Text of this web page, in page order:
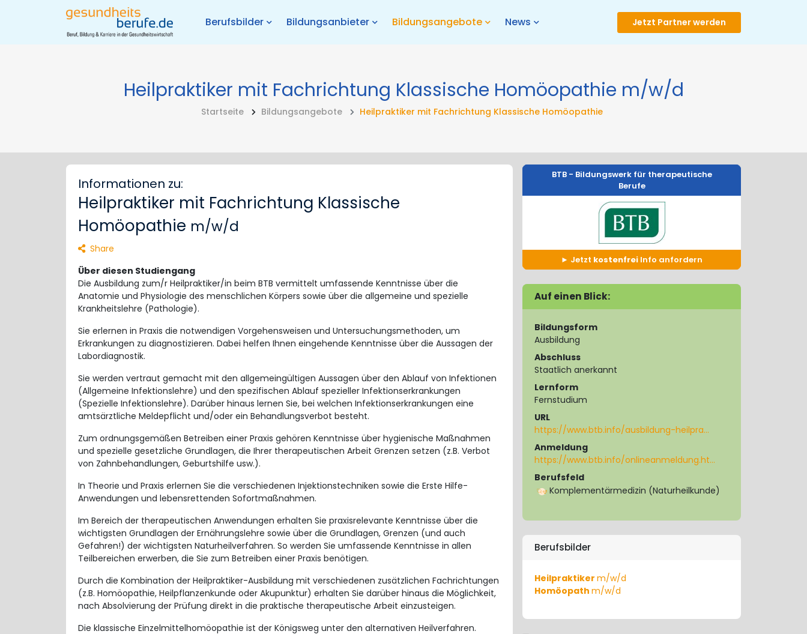
Berufsbilder Bildungsanbieter Bildungsangebote News Jetzt Partner werden
Heilpraktiker mit Fachrichtung Klassische Homöopathie m/w/d
Startseite Bildungsangebote Heilpraktiker mit Fachrichtung Klassische Homöopathie
BTB - Bildungswerk für therapeutische
Berufe
Jetzt kostenfrei Info anfordern
Auf einen Blick:
Bildungsform
Ausbildung
Abschluss
Staatlich anerkannt
Lernform
Fernstudium
URL
https://www.btb.info/ausbildung-heilpra…
Anmeldung
https://www.btb.info/onlineanmeldung.ht…
Berufsfeld
Komplementärmedizin (Naturheilkunde)
Berufsbilder
Heilpraktiker m/w/d
Homöopath m/w/d
Informationen zu:
Heilpraktiker mit Fachrichtung Klassische
Homöopathie m/w/d
Share
Über diesen Studiengang
Die Ausbildung zum/r Heilpraktiker/in beim BTB vermittelt umfassende Kenntnisse über die
Anatomie und Physiologie des menschlichen Körpers sowie über die allgemeine und spezielle
Krankheitslehre (Pathologie).
Sie erlernen in Praxis die notwendigen Vorgehensweisen und Untersuchungsmethoden, um
Erkrankungen zu diagnostizieren. Dabei helfen Ihnen eingehende Kenntnisse über die Aussagen der
Labordiagnostik.
Sie werden vertraut gemacht mit den allgemeingültigen Aussagen über den Ablauf von Infektionen
(Allgemeine Infektionslehre) und den spezifischen Ablauf spezieller Infektionserkrankungen
(Spezielle Infektionslehre). Darüber hinaus lernen Sie, bei welchen Infektionserkrankungen eine
amtsärztliche Meldepflicht und/oder ein Behandlungsverbot besteht.
Zum ordnungsgemäßen Betreiben einer Praxis gehören Kenntnisse über hygienische Maßnahmen
und spezielle gesetzliche Grundlagen, die Ihrer therapeutischen Arbeit Grenzen setzen (z.B. Verbot
von Zahnbehandlungen, Geburtshilfe usw.).
In Theorie und Praxis erlernen Sie die verschiedenen Injektionstechniken sowie die Erste Hilfe-
Anwendungen und lebensrettenden Sofortmaßnahmen.
Im Bereich der therapeutischen Anwendungen erhalten Sie praxisrelevante Kenntnisse über die
wichtigsten Grundlagen der Ernährungslehre sowie über die Grundlagen, Grenzen (und auch
Gefahren!) der wichtigsten Naturheilverfahren. So werden Sie umfassende Kenntnisse in allen
Teilbereichen erwerben, die Sie zum Betreiben einer Praxis benötigen.
Durch die Kombination der Heilpraktiker-Ausbildung mit verschiedenen zusätzlichen Fachrichtungen
(z.B. Homöopathie, Heilpflanzenkunde oder Akupunktur) erhalten Sie darüber hinaus die Möglichkeit,
nach Absolvierung der Prüfung direkt in die praktische therapeutische Arbeit einzusteigen.
Die klassische Einzelmittelhomöopathie ist der Königsweg unter den alternativen Heilverfahren.